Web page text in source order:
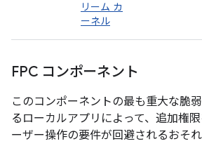
リーム カ
ーネル
FPC コンポーネント
このコンポーネントの最も重大な脆
るローカルアプリによって、追加権
ーザー操作の要件が回避されるおそれ